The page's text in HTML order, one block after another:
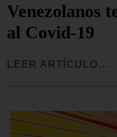
Venezolanos
al Covid-19
LEER ARTÍCULO...